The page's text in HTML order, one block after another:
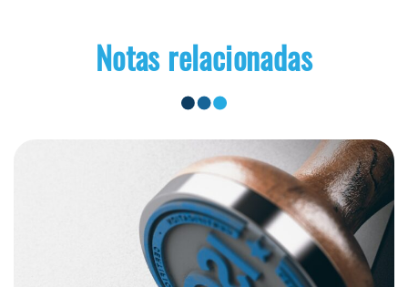
Notas relacionadas